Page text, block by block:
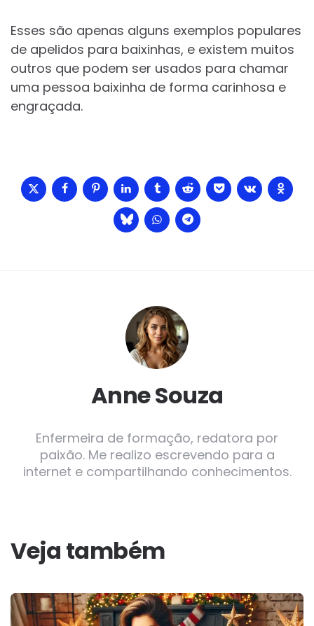
Esses são apenas alguns exemplos populares
de apelidos para baixinhas, e existem muitos
outros que podem ser usados para chamar
uma pessoa baixinha de forma carinhosa e
engraçada.
Anne Souza
Enfermeira de formação, redatora por
paixão. Me realizo escrevendo para a
internet e compartilhando conhecimentos.
Veja também